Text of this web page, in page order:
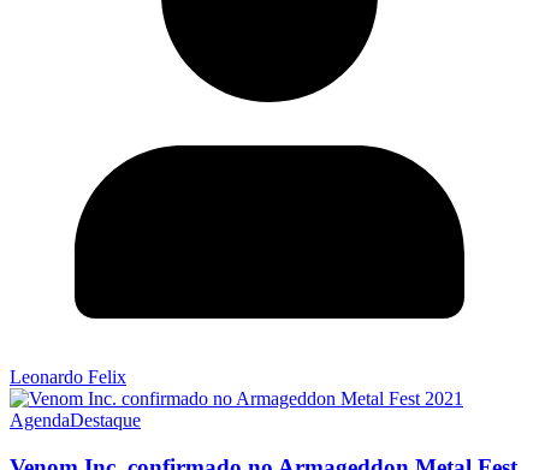
Leonardo Felix
AgendaDestaque